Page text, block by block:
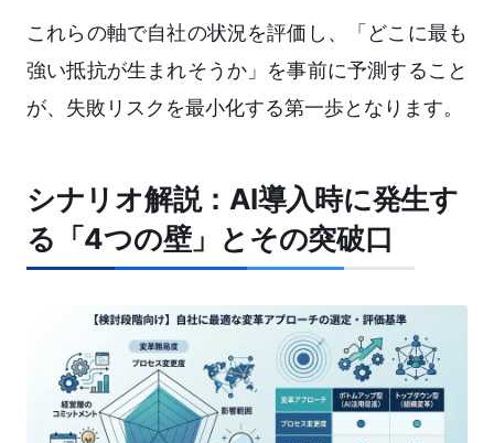
これらの軸で自社の状況を評価し、「どこに最も
強い抵抗が生まれそうか」を事前に予測すること
が、失敗リスクを最小化する第一歩となります。
シナリオ解説：AI導入時に発生す
る「4つの壁」とその突破口